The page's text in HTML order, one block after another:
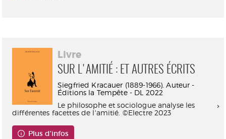
Livre
SUR L'AMITIÉ : ET AUTRES ÉCRITS
Siegfried Kracauer (1889-1966). Auteur -
Éditions la Tempête - DL 2022
Le philosophe et sociologue analyse les
différentes facettes de l'amitié. ©Electre 2023
Plus d'infos